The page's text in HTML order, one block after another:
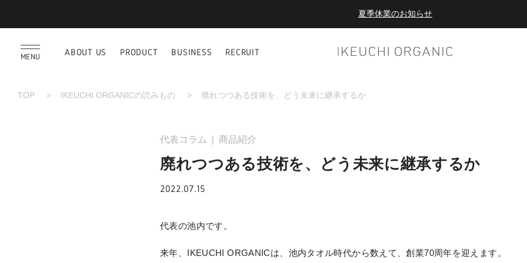
夏季休業のお知らせ
ABOUT US PRODUCT BUSINESS RECRUIT
MENU
TOP IKEUCHI ORGANICの読みもの 廃れつつある技術を、どう未来に継承するか
代表コラム 商品紹介
廃れつつある技術を、どう未来に継承するか
2022.07.15
代表の池内です。
来年、IKEUCHI ORGANICは、池内タオル時代から数えて、創業70周年を迎えます。